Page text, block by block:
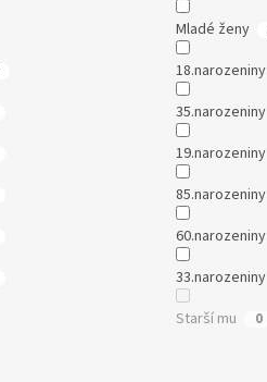
Mladé ženy
18.narozeniny
35.narozeniny
19.narozeniny
85.narozeniny
60.narozeniny
33.narozeniny
Starší mu 0